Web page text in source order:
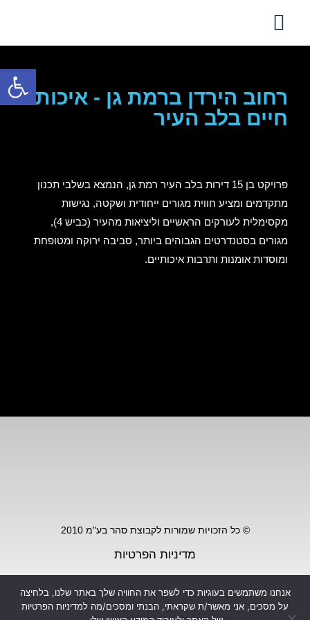
רחוב הירדן ברמת גן - איכות
חיים בלב העיר
פרויקט בן 15 דירות בלב העיר רמת גן, הנמצא בשלבי תכנון
מתקדמים ומציע חווית מגורים ייחודית ושקטה, נגישות
מקסימלית לעורקים הראשיים וליציאות מהעיר (כביש 4),
מגורים בסטנדרטים הגבוהים ביותר, סביבה ירוקה ומטופחת
ומוסדות אומנות ותרבות איכותיים.
© כל הזכויות שמורות לקבוצת סהר בע"מ 2010
מדיניות הפרטיות
פתח סרגל נגישות
אנחנו משתמשים בעוגיות כדי לשפר את החוויה שלך באתר שלנו, בלחיצה
על מסכים, אני מאשר/ת שקראתי, הבנתי ומסכים/מה למדיניות הפרטיות